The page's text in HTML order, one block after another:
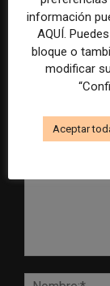
inteligencia
información
AQUÍ.
bloque o
modificar
Aceptar